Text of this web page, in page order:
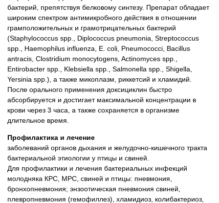
бактерий, препятствуя белковому синтезу. Препарат обладает
широким спектром антимикробного действия в отношении
грамположительных и грамотрицательных бактерий
(Staphylococcus spp., Diplococcus pneumonia, Streptococcus
spp., Haemophilus influenza, E. coli, Pneumococci, Bacillus
antracis, Clostridium monocytogens, Actinomyces spp.,
Entirobacter spp., Klebsiella spp., Salmonella spp., Shigella,
Yersinia spp.), а также микоплазм, риккетсий и хламидий.
После орального применения доксициклин быстро
абсорбируется и достигает максимальной концентрации в
крови через 3 часа, а также сохраняется в организме
длительное время.
Профилактика и лечение
заболеваний органов дыхания и желудочно-кишечного тракта
бактериальной этиологии у птицы и свиней.
Для профилактики и лечения бактериальных инфекций
молодняка КРС, МРС, свиней и птицы: пневмония,
бронхопневмония; энзоотическая пневмония свиней,
плевропневмония (гемофиллез), хламидиоз, колибактериоз,